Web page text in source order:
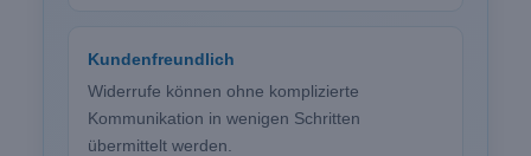
Kundenfreundlich
Widerrufe können ohne komplizierte
Kommunikation in wenigen Schritten
übermittelt werden.